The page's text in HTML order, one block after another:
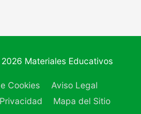
Materiales Educativos
Cookies
Aviso Legal
Mapa del Sitio